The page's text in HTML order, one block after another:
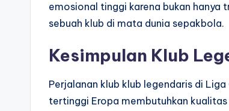
emosional tinggi karena bukan hanya
sebuah klub di mata dunia sepakbola.
Kesimpulan Klub
Perjalanan klub klub legendaris di
tertinggi Eropa membutuhkan